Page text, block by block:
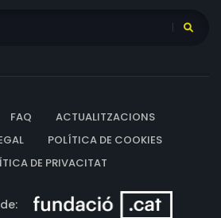
FAQ
ACTUALITZACIONS
POLÍTICA DE COOKIES
DE PRIVACITAT
de: